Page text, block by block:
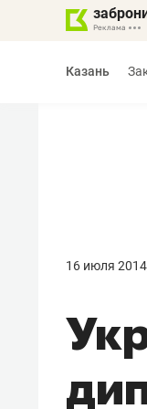
Казань
16 июля